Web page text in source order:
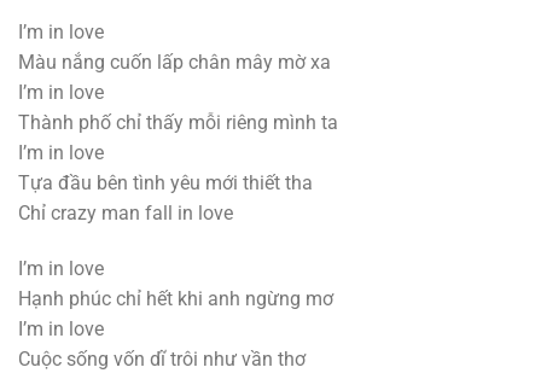
I’m in love
Màu nắng cuốn lấp chân mây mờ xa
I’m in love
Thành phố chỉ thấy mỗi riêng mình ta
I’m in love
Tựa đầu bên tình yêu mới thiết tha
Chỉ crazy man fall in love
I’m in love
Hạnh phúc chỉ hết khi anh ngừng mơ
I’m in love
Cuộc sống vốn dĩ trôi như vần thơ